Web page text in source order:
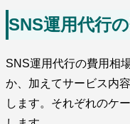
SNS運用代行
SNS運用代行の費用相
か、加えてサービス内
します。それぞれのケ